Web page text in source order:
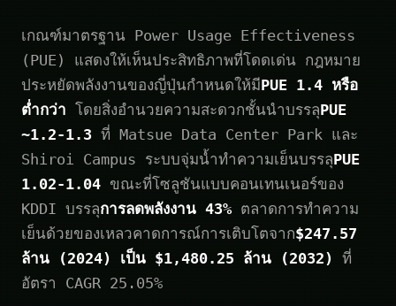
เกณฑ์มาตรฐาน Power Usage Effectiveness
(PUE) แสดงให้เห็นประสิทธิภาพที่โดดเด่น กฎหมาย
ประหยัดพลังงานของญี่ปุ่นกำหนดให้มีPUE 1.4 หรือ
ต่ำกว่า โดยสิ่งอำนวยความสะดวกชั้นนำบรรลุPUE
~1.2-1.3 ที่ Matsue Data Center Park และ
Shiroi Campus ระบบจุ่มน้ำทำความเย็นบรรลุPUE
1.02-1.04 ขณะที่โซลูชันแบบคอนเทนเนอร์ของ
KDDI บรรลุการลดพลังงาน 43% ตลาดการทำความ
เย็นด้วยของเหลวคาดการณ์การเติบโตจาก$247.57
ล้าน (2024) เป็น $1,480.25 ล้าน (2032)
ที่
อัตรา CAGR 25.05%